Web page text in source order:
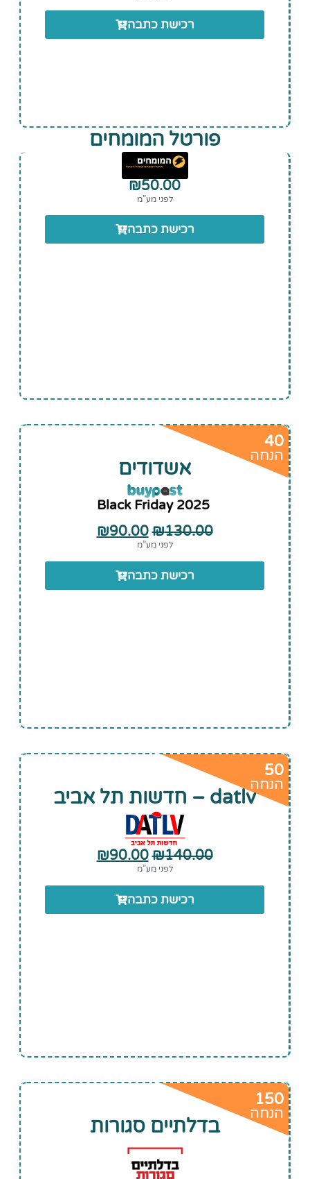
רכישת כתבה
פורטל המומחים
₪50.00
לפני מע”מ
רכישת כתבה
40
הנחה
אשדודים
Black Friday 2025
₪130.00
₪90.00
לפני מע”מ
רכישת כתבה
50
הנחה
datlv – חדשות תל אביב
₪140.00
₪90.00
לפני מע”מ
רכישת כתבה
150
הנחה
בדלתיים סגורות